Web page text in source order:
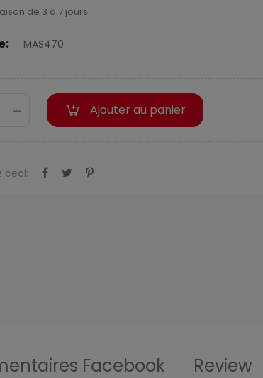
de 3 à 7 jours.
MAS470
Ajouter au panier
ceci:
Facebook Review